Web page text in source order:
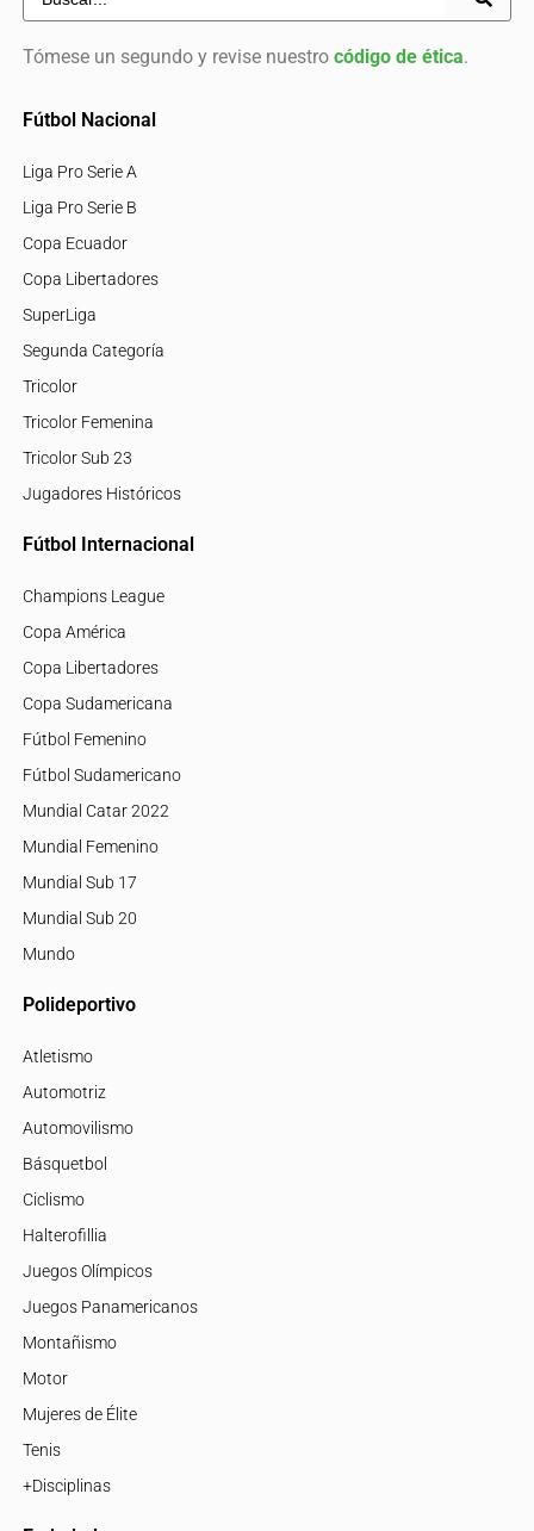
Tómese un segundo y revise nuestro código de ética.
Fútbol Nacional
Liga Pro Serie A
Liga Pro Serie B
Copa Ecuador
Copa Libertadores
SuperLiga
Segunda Categoría
Tricolor
Tricolor Femenina
Tricolor Sub 23
Jugadores Históricos
Fútbol Internacional
Champions League
Copa América
Copa Libertadores
Copa Sudamericana
Fútbol Femenino
Fútbol Sudamericano
Mundial Catar 2022
Mundial Femenino
Mundial Sub 17
Mundial Sub 20
Mundo
Polideportivo
Atletismo
Automotriz
Automovilismo
Básquetbol
Ciclismo
Halterofillia
Juegos Olímpicos
Juegos Panamericanos
Montañismo
Motor
Mujeres de Élite
Tenis
+Disciplinas